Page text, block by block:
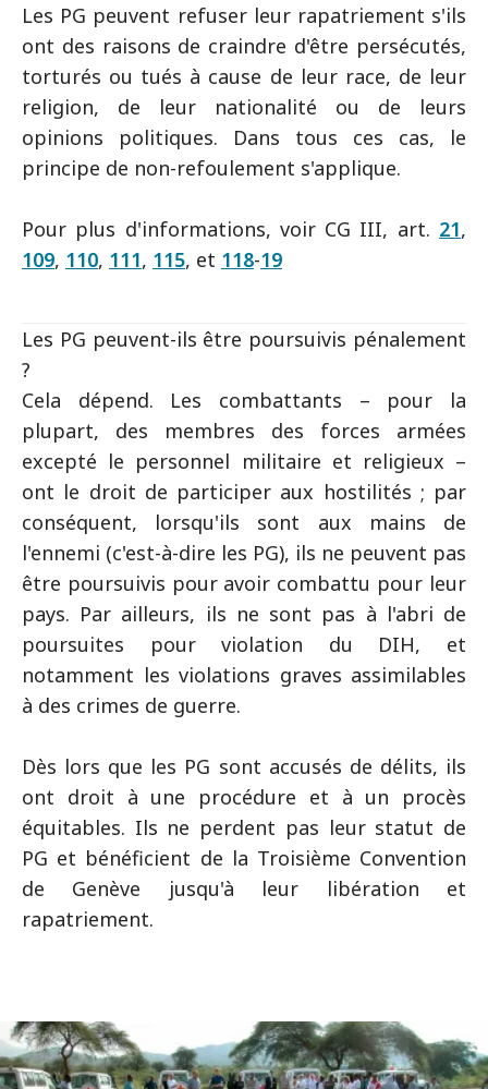
Les PG peuvent refuser leur rapatriement s'ils
ont des raisons de craindre d'être persécutés,
torturés ou tués à cause de leur race, de leur
religion, de leur nationalité ou de leurs
opinions politiques. Dans tous ces cas, le
principe de non-refoulement s'applique.
Pour plus d'informations, voir CG III, art. 21,
109, 110, 111, 115, et 118-19
Les PG peuvent-ils être poursuivis pénalement
?
Cela dépend. Les combattants – pour la
plupart, des membres des forces armées
excepté le personnel militaire et religieux –
ont le droit de participer aux hostilités ; par
conséquent, lorsqu'ils sont aux mains de
l'ennemi (c'est-à-dire les PG), ils ne peuvent pas
être poursuivis pour avoir combattu pour leur
pays. Par ailleurs, ils ne sont pas à l'abri de
poursuites pour violation du DIH, et
notamment les violations graves assimilables
à des crimes de guerre.
Dès lors que les PG sont accusés de délits, ils
ont droit à une procédure et à un procès
équitables. Ils ne perdent pas leur statut de
PG et bénéficient de la Troisième Convention
de Genève jusqu'à leur libération et
rapatriement.